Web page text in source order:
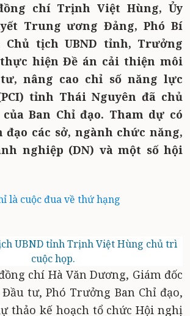
chí Trịnh Việt Hùng, Ủy
Trung ương Đảng, Phó Bí
tịch UBND tỉnh, Trưởng
thực hiện Đề án cải thiện môi
nâng cao chỉ số năng lực
tỉnh Thái Nguyên đã chủ
Ban Chỉ đạo. Tham dự có
các sở, ngành chức năng,
nghiệp (DN) và một số hội
là cuộc đua về thứ hạng
UBND tỉnh Trịnh Việt Hùng chủ trì
cuộc họp.
chí Hà Văn Dương, Giám đốc
Đầu tư, Phó Trưởng Ban Chỉ đạo,
thảo kế hoạch tổ chức Hội nghị